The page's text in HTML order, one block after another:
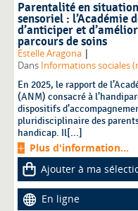
Parentalité en
sensoriel : l’Académie
d’anticiper et
parcours de soins
Estelle Aragona |
Dans Informations sociales
En 2025, le rapport de
(ANM) consacré à
dispositifs
pluridisciplinaire des
handicap. Il[...]
Plus d'information...
Ajouter à ma
En ligne